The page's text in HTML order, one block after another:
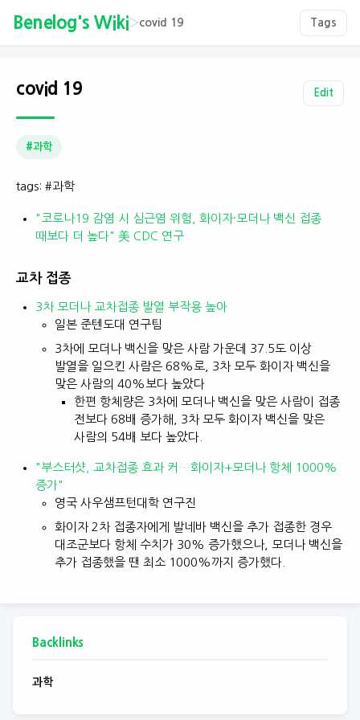
Benelog's Wiki›covid 19 Tags
covid 19 Edit
#과학
tags: #과학
"코로나19 감염 시 심근염 위험, 화이자·모더나 백신 접종
때보다 더 높다" 美 CDC 연구
교차 접종
3차 모더나 교차접종 발열 부작용 높아
일본 준텐도대 연구팀
3차에 모더나 백신을 맞은 사람 가운데 37.5도 이상
발열을 일으킨 사람은 68%로, 3차 모두 화이자 백신을
맞은 사람의 40%보다 높았다
한편 항체량은 3차에 모더나 백신을 맞은 사람이 접종
전보다 68배 증가해, 3차 모두 화이자 백신을 맞은
사람의 54배 보다 높았다.
"부스터샷, 교차접종 효과 커…화이자+모더나 항체 1000%
증가"
영국 사우샘프턴대학 연구진
화이자 2차 접종자에게 발네바 백신을 추가 접종한 경우
대조군보다 항체 수치가 30% 증가했으나, 모더나 백신을
추가 접종했을 땐 최소 1000%까지 증가했다.
Backlinks
과학